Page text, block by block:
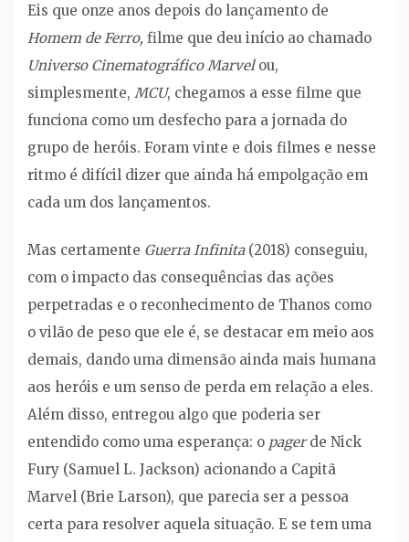
Eis que onze anos depois do lançamento de
Homem de Ferro, filme que deu início ao chamado
Universo Cinematográfico Marvelou,
simplesmente, MCU, chegamos a esse filme que
funciona como um desfecho para a jornada do
grupo de heróis. Foram vinte e dois filmes e nesse
ritmo é difícil dizer que ainda há empolgação em
cada um dos lançamentos.
Mas certamente Guerra Infinita(2018) conseguiu,
com o impacto das consequências das ações
perpetradas e o reconhecimento de Thanos como
o vilão de peso que ele é, se destacar em meio aos
demais, dando uma dimensão ainda mais humana
aos heróis e um senso de perda em relação a eles.
Além disso, entregou algo que poderia ser
entendido como uma esperança: o pagerde Nick
Fury (Samuel L. Jackson) acionando a Capitã
Marvel (Brie Larson), que parecia ser a pessoa
certa para resolver aquela situação. E se tem uma